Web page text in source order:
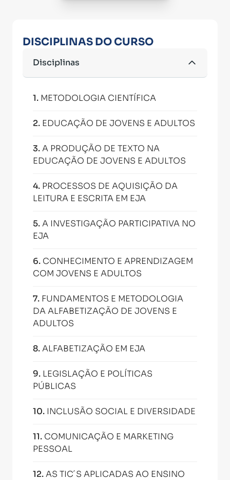
DISCIPLINAS DO CURSO
Disciplinas
1. METODOLOGIA CIENTÍFICA
2. EDUCAÇÃO DE JOVENS E ADULTOS
3.A PRODUÇÃO DE TEXTO NA
EDUCAÇÃO DE JOVENS E ADULTOS
4. PROCESSOS DE AQUISIÇÃO DA
LEITURA E ESCRITA EM EJA
5.A INVESTIGAÇÃO PARTICIPATIVA NO
EJA
6. CONHECIMENTO E APRENDIZAGEM
COM JOVENS E ADULTOS
7. FUNDAMENTOS E METODOLOGIA
DA ALFABETIZAÇÃO DE JOVENS E
ADULTOS
8.ALFABETIZAÇÃO EM EJA
9. LEGISLAÇÃO E POLÍTICAS
PÚBLICAS
10. INCLUSÃO SOCIAL E DIVERSIDADE
11. COMUNICAÇÃO E MARKETING
PESSOAL
12.AS TIC´S APLICADAS AO ENSINO